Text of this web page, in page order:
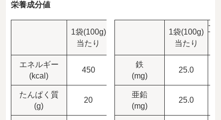
栄養成分値
1袋(100g)
当たり
1食(1カップ、本品20g)
エネルギー
(kcal)
450
たんぱく質
(g)
20
1袋(100g)
当たり
一
鉄
(mg)
25.0
亜鉛
(mg)
25.0